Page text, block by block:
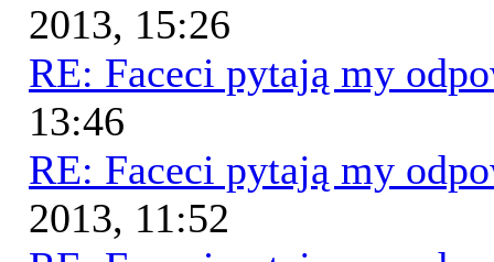
2013, 15:26
RE: Faceci pytają my
13:46
RE: Faceci pytają my
2013, 11:52